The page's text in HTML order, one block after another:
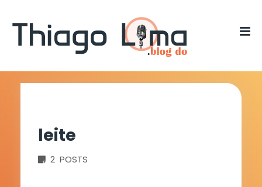
leite
2 POSTS